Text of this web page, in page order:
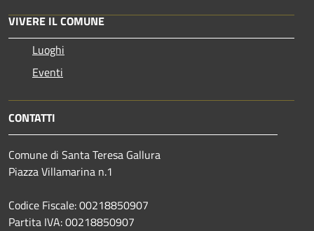
VIVERE IL COMUNE
Luoghi
Eventi
CONTATTI
Comune di Santa Teresa Gallura
Piazza Villamarina n.1
Codice Fiscale: 00218850907
Partita IVA: 00218850907